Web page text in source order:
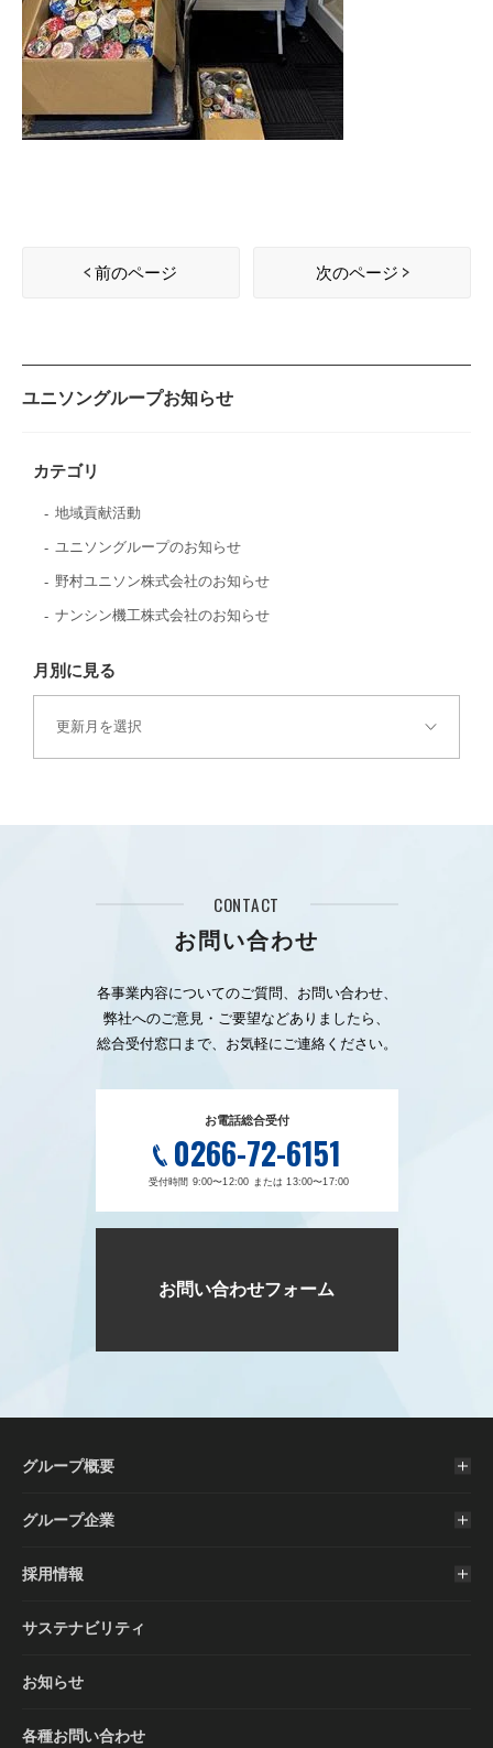
前のページ 次のページ
ユニソングループお知らせ
カテゴリ
地域貢献活動
ユニソングループのお知らせ
野村ユニソン株式会社のお知らせ
ナンシン機工株式会社のお知らせ
月別に見る
CONTACT
お問い合わせ
各事業内容についてのご質問、お問い合わせ、
弊社へのご意見・ご要望などありましたら、
総合受付窓口まで、お気軽にご連絡ください。
お電話総合受付
0266-72-6151
受付時間 9:00〜12:00 または 13:00〜17:00
お問い合わせフォーム
グループ概要
グループ企業
採用情報
サステナビリティ
お知らせ
各種お問い合わせ